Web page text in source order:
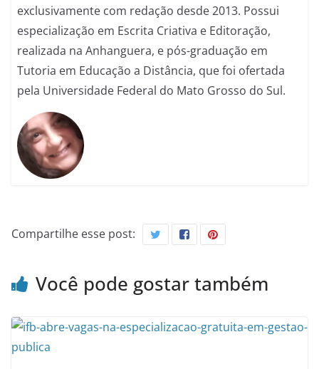
exclusivamente com redação desde 2013. Possui
especialização em Escrita Criativa e Editoração,
realizada na Anhanguera, e pós-graduação em
Tutoria em Educação a Distância, que foi ofertada
pela Universidade Federal do Mato Grosso do Sul.
Compartilhe esse post:
Você pode gostar também